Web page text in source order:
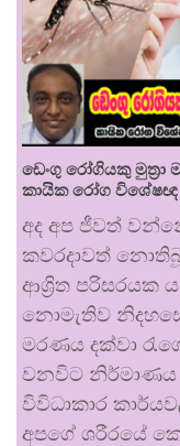
ඩෙංගු රෝගියකු ⁣මුත්‍රා
කායික රෝග විශේෂඥ
අද අප ජීවත්
කවරදාවත්
ආශ්‍රිත පරිසරයක
නොමැතිව
මරණය දක්වා
වනවිට නිර්මාණය
විවිධාකාර
අපගේ ශරීරයේ